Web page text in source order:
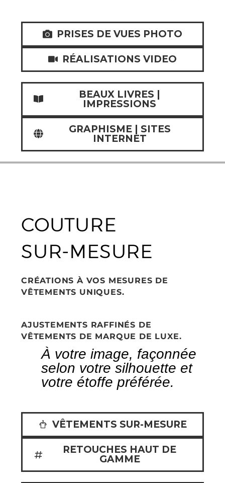
PRISES DE VUES PHOTO
RÉALISATIONS VIDEO
BEAUX LIVRES |
IMPRESSIONS
GRAPHISME | SITES
INTERNET
COUTURE
SUR-MESURE
CRÉATIONS À VOS MESURES DE
VÊTEMENTS UNIQUES.
AJUSTEMENTS RAFFINÉS DE
VÊTEMENTS DE MARQUE DE LUXE.
À votre image, façonnée
selon votre silhouette et
votre étoffe préférée.
VÊTEMENTS SUR-MESURE
RETOUCHES HAUT DE
GAMME